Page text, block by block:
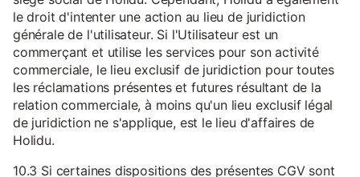
le droit d'intenter une action au lieu de juridiction
générale de l'utilisateur. Si l'Utilisateur est un
commerçant et utilise les services pour son activité
commerciale, le lieu exclusif de juridiction pour toutes
les réclamations présentes et futures résultant de la
relation commerciale, à moins qu'un lieu exclusif légal
de juridiction ne s'applique, est le lieu d'affaires de
Holidu.
10.3 Si certaines dispositions des présentes CGV sont